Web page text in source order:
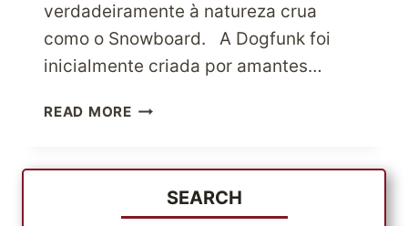
verdadeiramente à natureza crua
como o Snowboard. A Dogfunk foi
inicialmente criada por amantes…
READ MORENINGUÉM
SABEDORIA
SNOWBOARD
SEARCH